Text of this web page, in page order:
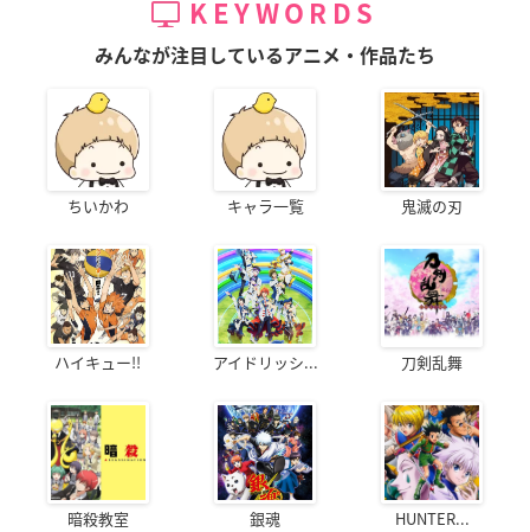
KEYWORDS
みんなが注目しているアニメ・作品たち
ちいかわ キャラ一覧 鬼滅の刃
ハイキュー!! アイドリッシ... 刀剣乱舞
暗殺教室 銀魂 HUNTER...